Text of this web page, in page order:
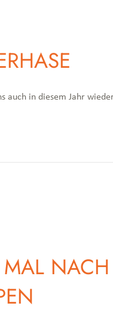
auch in diesem Jahr
NACH